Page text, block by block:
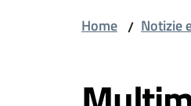
Home / Notizie